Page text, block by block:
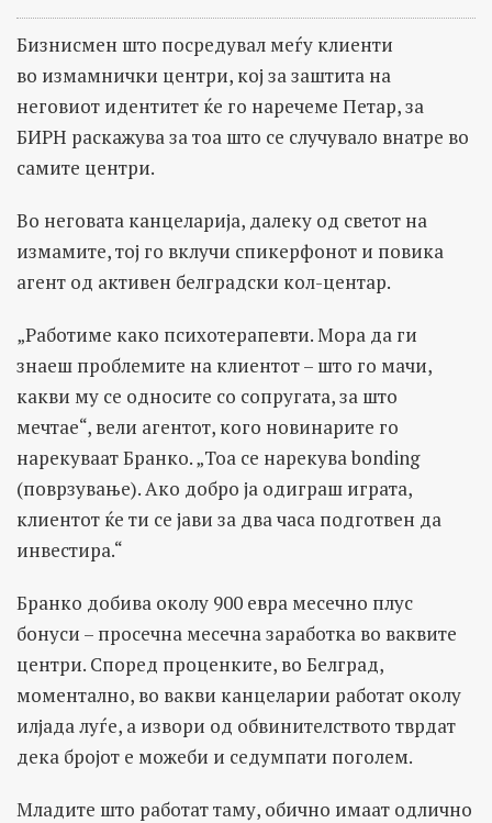
Бизнисмен што посредувал меѓу клиенти
во измамнички центри, кој за заштита на
неговиот идентитет ќе го наречеме Петар, за
БИРН раскажува за тоа што се случувало внатре во
самите центри.
Во неговата канцеларија, далеку од светот на
измамите, тој го вклучи спикерфонот и повика
агент од активен белградски кол-центар.
„Работиме како психотерапевти. Мора да ги
знаеш проблемите на клиентот – што го мачи,
какви му се односите со сопругата, за што
мечтае“, вели агентот, кого новинарите го
нарекуваат Бранко. „Тоа се нарекува bonding
(поврзување). Ако добро ја одиграш играта,
клиентот ќе ти се јави за два часа подготвен да
инвестира.“
Бранко добива околу 900 евра месечно плус
бонуси – просечна месечна заработка во ваквите
центри. Според проценките, во Белград,
моментално, во вакви канцеларии работат околу
илјада луѓе, а извори од обвинителството тврдат
дека бројот е можеби и седумпати поголем.
Младите што работат таму, обично имаат одлично